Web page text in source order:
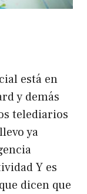
está en
y demás
telediarios
ya
Y es
dicen que